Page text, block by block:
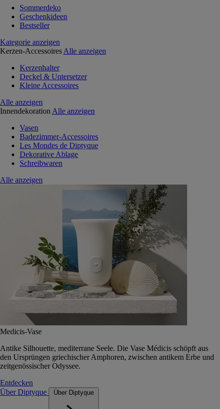
Sommerdeko
Geschenkideen
Bestseller
Kategorie anzeigen
Kerzen-Accessoires Alle anzeigen
Kerzenhalter
Deckel & Untersetzer
Kleine Accessoires
Alle anzeigen
Innendekoration Alle anzeigen
Vasen
Badezimmer-Accessoires
Les Mondes de Diptyque
Dekorative Ablage
Schreibwaren
Alle anzeigen
Medicis-Vase
Antike Silhouette, mediterrane Seele. Die Vase Médicis schöpft aus
den Ursprüngen griechischer Amphoren, zwischen antikem Erbe und
zeitgenössischer Odyssee.
Entdecken
Über Diptyque
Über Diptyque